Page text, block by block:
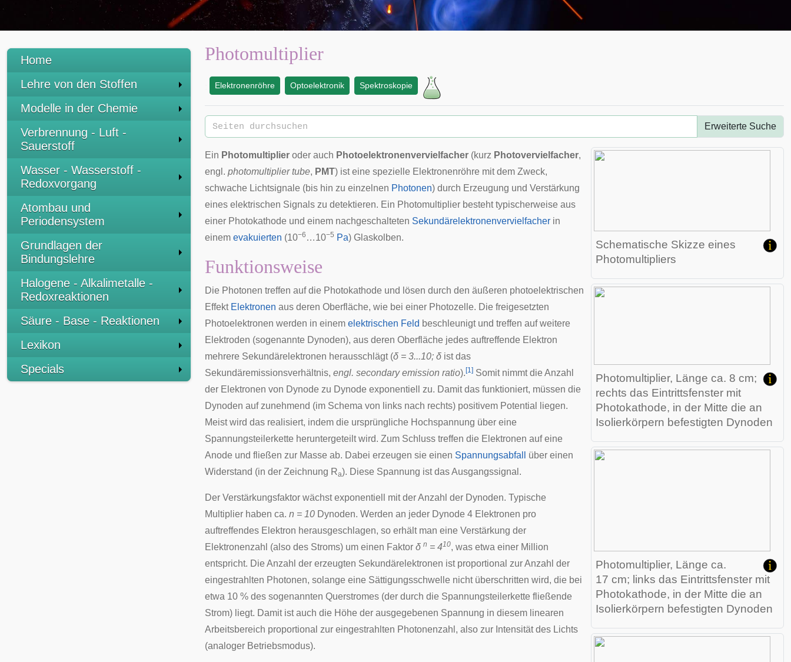
Home
Lehre von den Stoffen
Modelle in der Chemie
Verbrennung - Luft -
Sauerstoff
Wasser - Wasserstoff -
Redoxvorgang
Atombau und
Periodensystem
Grundlagen der
Bindungslehre
Halogene - Alkalimetalle -
Redoxreaktionen
Säure - Base - Reaktionen
Lexikon
Specials
Photomultiplier
Elektronenröhre Optoelektronik Spektroskopie
Erweiterte Suche
Schematische Skizze eines
Photomultipliers
Photomultiplier, Länge ca. 8 cm;
rechts das Eintrittsfenster mit
Photokathode, in der Mitte die an
Isolierkörpern befestigten Dynoden
Photomultiplier, Länge ca.
17 cm; links das Eintrittsfenster mit
Photokathode, in der Mitte die an
Isolierkörpern befestigten Dynoden
Ein Photomultiplier oder auch Photoelektronenvervielfacher (kurz Photovervielfacher,
engl. photomultiplier tube, PMT) ist eine spezielle Elektronenröhre mit dem Zweck,
schwache Lichtsignale (bis hin zu einzelnen Photonen) durch Erzeugung und Verstärkung
eines elektrischen Signals zu detektieren. Ein Photomultiplier besteht typischerweise aus
einer Photokathode und einem nachgeschalteten Sekundärelektronenvervielfacher in
einem evakuierten (10−6 …10−5 Pa) Glaskolben.
Funktionsweise
Die Photonen treffen auf die Photokathode und lösen durch den äußeren photoelektrischen
Effekt Elektronen aus deren Oberfläche, wie bei einer Photozelle. Die freigesetzten
Photoelektronen werden in einem elektrischen Feld beschleunigt und treffen auf weitere
Elektroden (sogenannte Dynoden), aus deren Oberfläche jedes auftreffende Elektron
mehrere Sekundärelektronen herausschlägt (δ = 3...10; δ ist das
Sekundäremissionsverhältnis, engl. secondary emission ratio). [1] Somit nimmt die Anzahl
der Elektronen von Dynode zu Dynode exponentiell zu. Damit das funktioniert, müssen die
Dynoden auf zunehmend (im Schema von links nach rechts) positivem Potential liegen.
Meist wird das realisiert, indem die ursprüngliche Hochspannung über eine
Spannungsteilerkette heruntergeteilt wird. Zum Schluss treffen die Elektronen auf eine
Anode und fließen zur Masse ab. Dabei erzeugen sie einen Spannungsabfall
über einen
Widerstand (in der Zeichnung Ra). Diese Spannung ist das Ausgangssignal.
Der Verstärkungsfaktor wächst exponentiell mit der Anzahl der Dynoden. Typische
Multiplier haben ca. n = 10 Dynoden. Werden an jeder Dynode 4 Elektronen pro
auftreffendes Elektron herausgeschlagen, so erhält man eine Verstärkung der
Elektronenzahl (also des Stroms) um einen Faktor δ n = 410, was etwa einer Million
entspricht. Die Anzahl der erzeugten Sekundärelektronen ist proportional zur Anzahl der
eingestrahlten Photonen, solange eine Sättigungsschwelle nicht überschritten wird, die bei
etwa 10 % des sogenannten Querstromes (der durch die Spannungsteilerkette fließende
Strom) liegt. Damit ist auch die Höhe der ausgegebenen Spannung in diesem linearen
Arbeitsbereich proportional zur eingestrahlten Photonenzahl, also zur Intensität des Lichts
(analoger Betriebsmodus).